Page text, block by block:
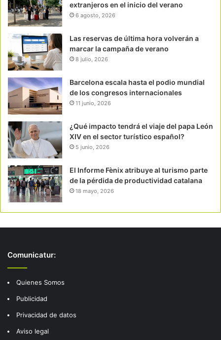
extranjeros en el inicio del verano
6 agosto, 2026
Las reservas de última hora volverán a
marcar la campaña de verano
8 julio, 2026
Barcelona escala hasta el podio mundial
de los congresos internacionales
11 junio, 2026
¿Qué impacto tendrá el viaje del papa León
XIV en el sector turístico español?
5 junio, 2026
El Informe Fènix atribuye al turismo parte
de la pérdida de productividad catalana
18 mayo, 2026
Comunicatur:
Quienes Somos
Publicidad
Privacidad de datos
Aviso legal